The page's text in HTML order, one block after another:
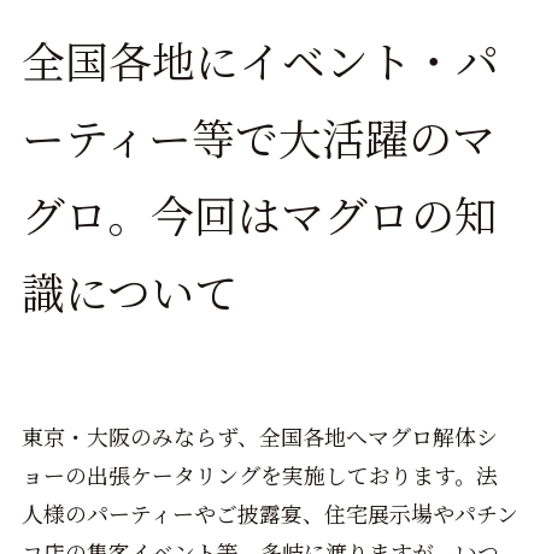
全国各地にイベント・パ
ーティー等で大活躍のマ
グロ。今回はマグロの知
識について
東京・大阪のみならず、全国各地へマグロ解体シ
ョーの出張ケータリングを実施しております。法
人様のパーティーやご披露宴、住宅展示場やパチン